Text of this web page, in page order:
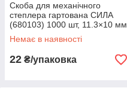
Скоба для механічного
степлера гартована СИЛА
(680103) 1000 шт, 11.3×10 мм
Немає в наявності
22 ₴/упаковка